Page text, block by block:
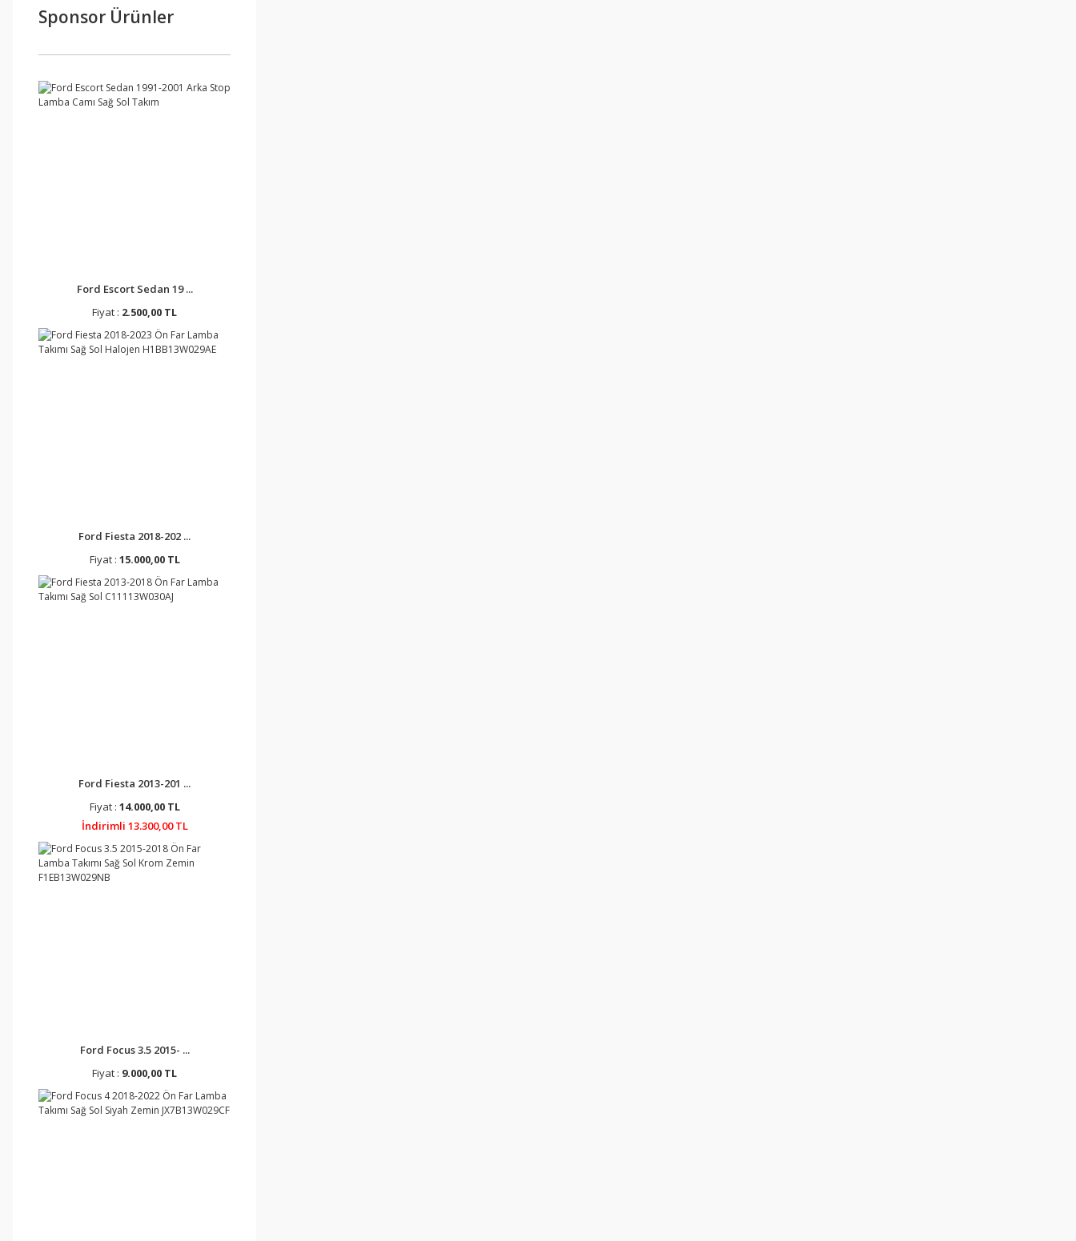
Sponsor Ürünler
Ford Escort Sedan 19 ...
Fiyat : 2.500,00 TL
Ford Fiesta 2018-202 ...
Fiyat : 15.000,00 TL
Ford Fiesta 2013-201 ...
Fiyat : 14.000,00 TL
İndirimli 13.300,00 TL
Ford Focus 3.5 2015- ...
Fiyat : 9.000,00 TL